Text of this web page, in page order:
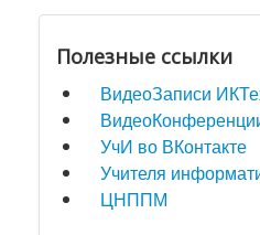
Полезные ссылки
ВидеоЗаписи
УчИ во ВКонтакте
Учителя
ЦНППМ